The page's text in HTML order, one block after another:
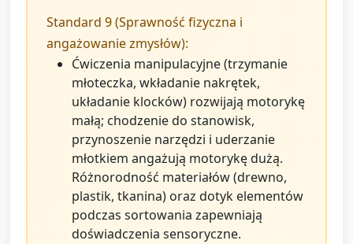
Standard 9 (Sprawność fizyczna i
angażowanie zmysłów):
Ćwiczenia manipulacyjne (trzymanie
młoteczka, wkładanie nakrętek,
układanie klocków) rozwijają motorykę
małą; chodzenie do stanowisk,
przynoszenie narzędzi i uderzanie
młotkiem angażują motorykę dużą.
Różnorodność materiałów (drewno,
plastik, tkanina) oraz dotyk elementów
podczas sortowania zapewniają
doświadczenia sensoryczne.